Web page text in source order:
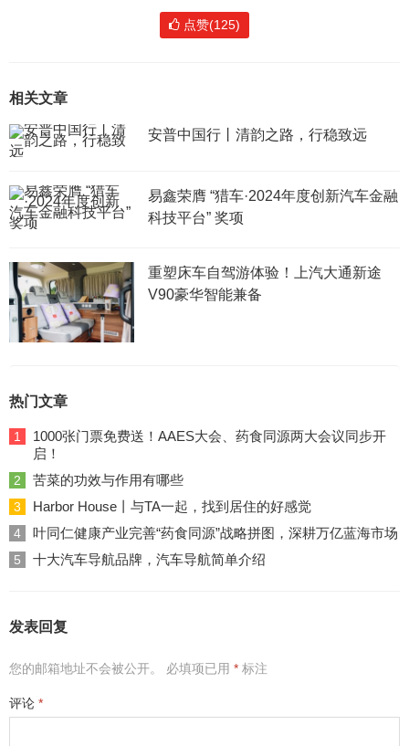
点赞(125)
相关文章
安普中国行丨清韵之路，行稳致远
易鑫荣膺 “猎车·2024年度创新汽车金融
科技平台” 奖项
重塑床车自驾游体验！上汽大通新途
V90豪华智能兼备
热门文章
1
1000张门票免费送！AAES大会、药食同源两大会议同步开
启！
2 苦菜的功效与作用有哪些
3 Harbor House丨与TA一起，找到居住的好感觉
4 叶同仁健康产业完善“药食同源”战略拼图，深耕万亿蓝海市场
5 十大汽车导航品牌，汽车导航简单介绍
发表回复
您的邮箱地址不会被公开。 必填项已用 * 标注
评论 *